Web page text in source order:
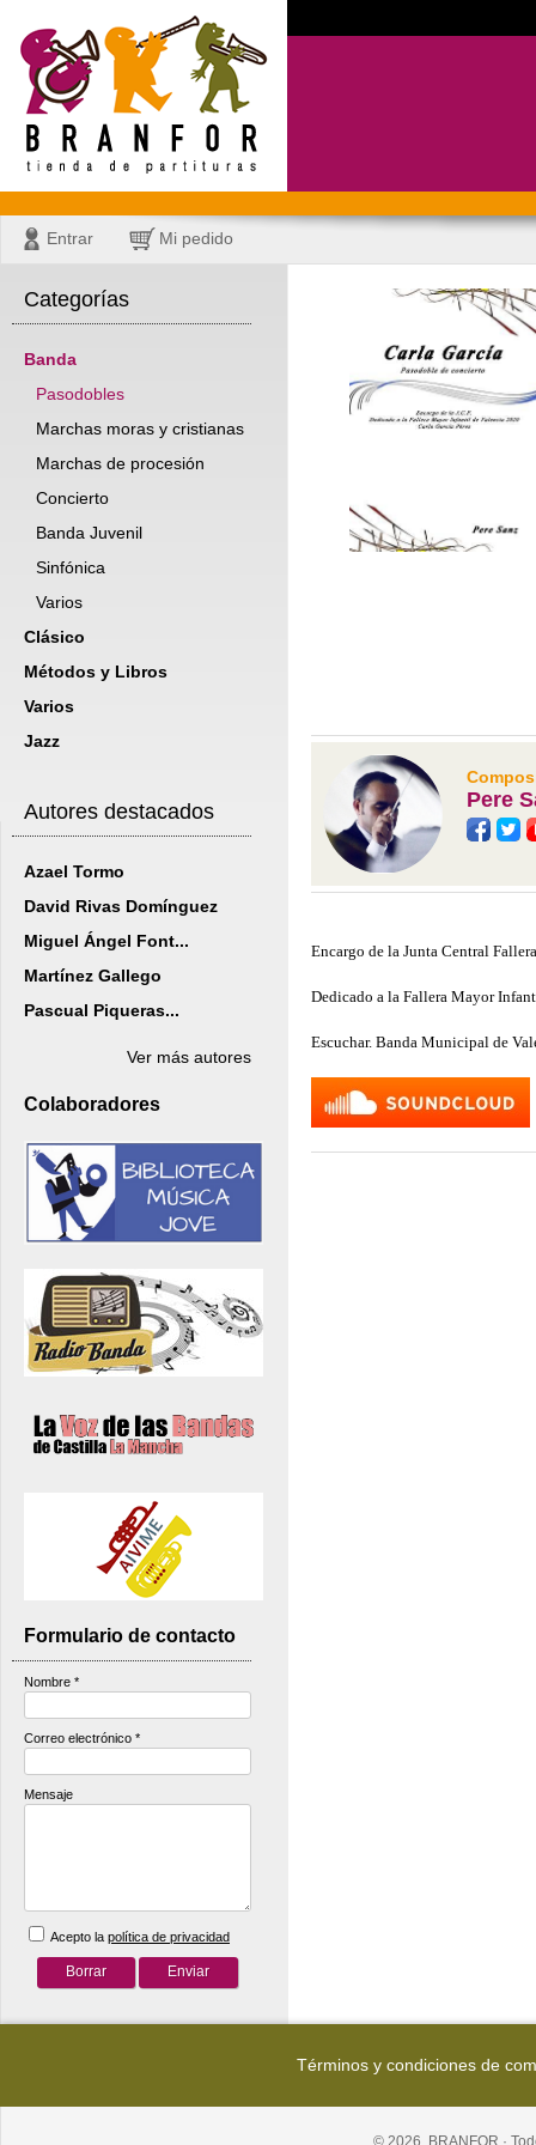
Entrar Mi pedido
Categorías
Banda
Pasodobles
Marchas moras y cristianas
Marchas de procesión
Concierto
Banda Juvenil
Sinfónica
Varios
Clásico
Métodos y Libros
Varios
Jazz
Autores destacados
Azael Tormo
David Rivas Domínguez
Miguel Ángel Font...
Martínez Gallego
Pascual Piqueras...
Ver más autores
Colaboradores
Formulario de contacto
Nombre *
Correo electrónico *
Mensaje
Acepto la política de privacidad
Pere
Encargo de la Junta Central
Dedicado a la Fallera Mayor
Escuchar. Banda Municipal de
Términos y condiciones de
© 2026, BRANFOR ·